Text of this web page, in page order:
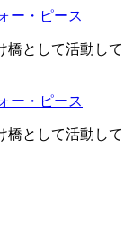
橋として活動して
橋として活動して